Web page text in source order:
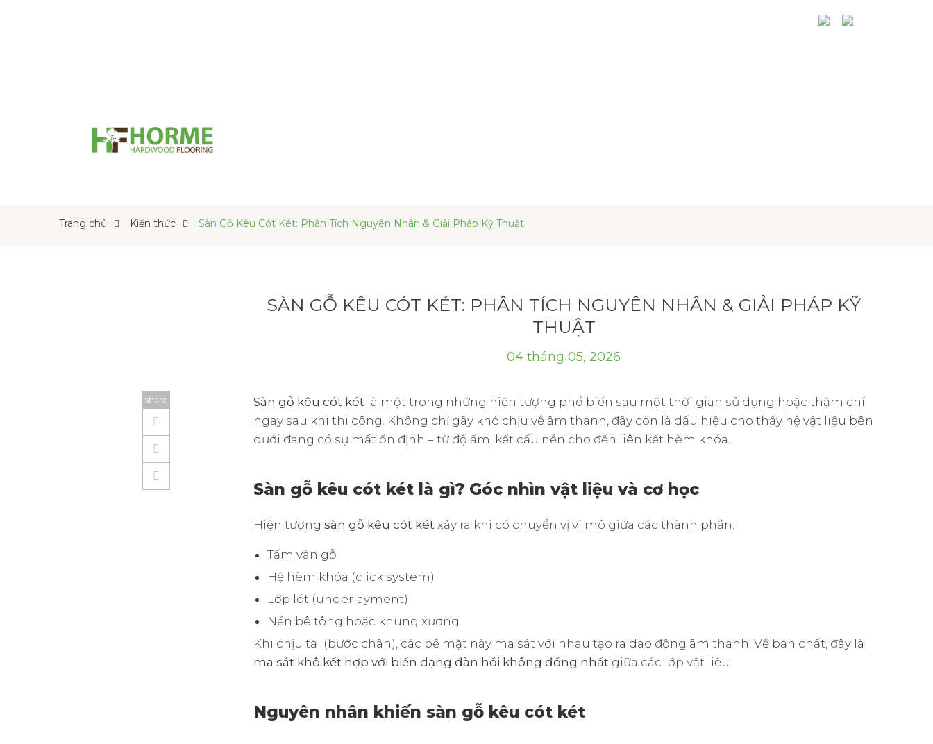
Trang chủ Kiến thức Sàn Gỗ Kêu Cót Két: Phân Tích Nguyên Nhân & Giải Pháp Kỹ Thuật
share
SÀN GỖ KÊU CÓT KÉT: PHÂN TÍCH NGUYÊN NHÂN & GIẢI PHÁP KỸ
THUẬT
04 tháng 05, 2026
Sàn gỗ kêu cót két là một trong những hiện tượng phổ biến sau một thời gian sử dụng hoặc thậm chí
ngay sau khi thi công. Không chỉ gây khó chịu về âm thanh, đây còn là dấu hiệu cho thấy hệ vật liệu bên
dưới đang có sự mất ổn định – từ độ ẩm, kết cấu nền cho đến liên kết hèm khóa.
Sàn gỗ kêu cót két là gì? Góc nhìn vật liệu và cơ học
Hiện tượng sàn gỗ kêu cót két xảy ra khi có chuyển vị vi mô giữa các thành phần:
Tấm ván gỗ
Hệ hèm khóa (click system)
Lớp lót (underlayment)
Nền bê tông hoặc khung xương
Khi chịu tải (bước chân), các bề mặt này ma sát với nhau tạo ra dao động âm thanh. Về bản chất, đây là
ma sát khô kết hợp với biến dạng đàn hồi không đồng nhất giữa các lớp vật liệu.
Nguyên nhân khiến sàn gỗ kêu cót két